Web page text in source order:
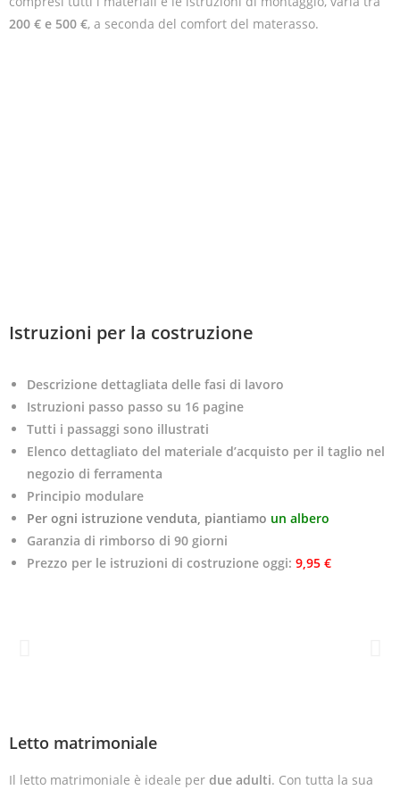
200 € e 500 €, a seconda del comfort del materasso.
Istruzioni per la costruzione
Descrizione dettagliata delle fasi di lavoro
Istruzioni passo passo su 16 pagine
Tutti i passaggi sono illustrati
Elenco dettagliato del materiale d’acquisto per il taglio nel
negozio di ferramenta
Principio modulare
Per ogni istruzione venduta, piantiamo un albero
Garanzia di rimborso di 90 giorni
Prezzo per le istruzioni di costruzione oggi: 9,95 €
Letto matrimoniale
Il letto matrimoniale è ideale per due adulti. Con tutta la sua